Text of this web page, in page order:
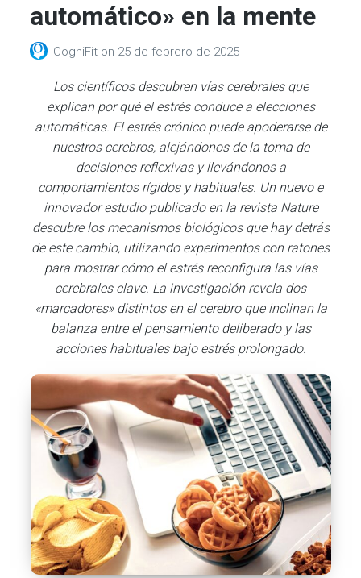
automático» en la mente
CogniFit on 25 de febrero de 2025
Los científicos descubren vías cerebrales que
explican por qué el estrés conduce a elecciones
automáticas. El estrés crónico puede apoderarse de
nuestros cerebros, alejándonos de la toma de
decisiones reflexivas y llevándonos a
comportamientos rígidos y habituales. Un nuevo e
innovador estudio publicado en la revista Nature
descubre los mecanismos biológicos que hay detrás
de este cambio, utilizando experimentos con ratones
para mostrar cómo el estrés reconfigura las vías
cerebrales clave. La investigación revela dos
«marcadores» distintos en el cerebro que inclinan la
balanza entre el pensamiento deliberado y las
acciones habituales bajo estrés prolongado.